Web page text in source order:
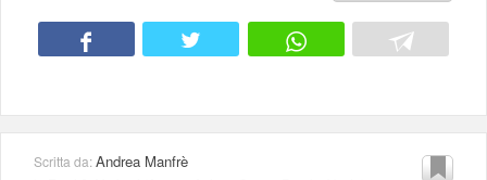
Scritta da:Andrea Manfrè